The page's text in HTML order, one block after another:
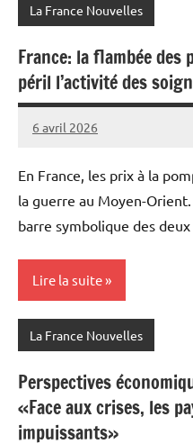
La France Nouvelles
France: la flambée
péril l’activité des
6 avril 2026
Admins
En France, les prix à la
la guerre au Moyen-Orient.
barre symbolique des
Lire la suite
La France Nouvelles
Perspectives
«Face aux crises, les
impuissants»